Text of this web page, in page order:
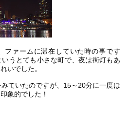
ファームに滞在していた時の事です
うとても小さな町で、夜は街灯もあ
いでした。
ていたのですが、15～20分に一度ほ
象的でした！